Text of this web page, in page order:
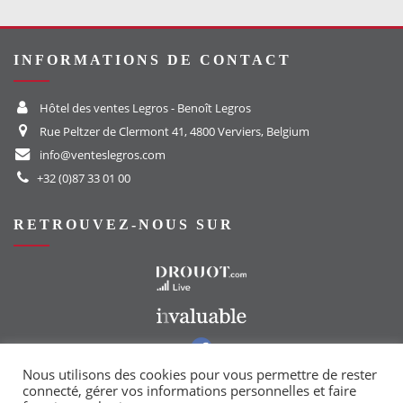
INFORMATIONS DE CONTACT
Hôtel des ventes Legros - Benoît Legros
Rue Peltzer de Clermont 41, 4800 Verviers, Belgium
info@venteslegros.com
+32 (0)87 33 01 00
RETROUVEZ-NOUS SUR
Vers notre groupe Facebook
Nous utilisons des cookies pour vous permettre de rester
connecté, gérer vos informations personnelles et faire